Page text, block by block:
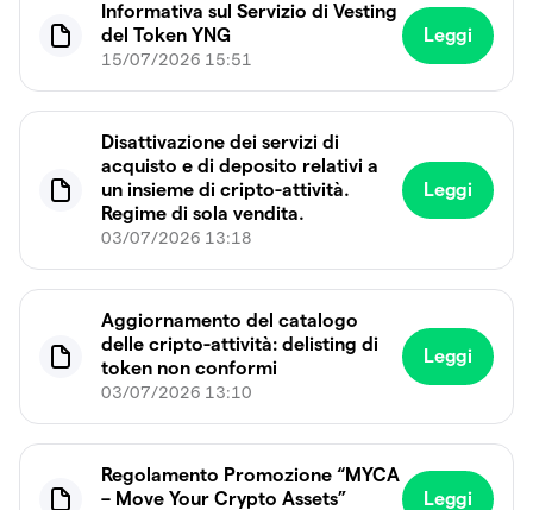
Informativa sul Servizio di Vesting
del Token YNG
15/07/2026 15:51
Leggi
Disattivazione dei servizi di
acquisto e di deposito relativi a
un insieme di cripto-attività.
Regime di sola vendita.
03/07/2026 13:18
Leggi
Aggiornamento del catalogo
delle cripto-attività: delisting di
token non conformi
03/07/2026 13:10
Leggi
Regolamento Promozione “MYCA
– Move Your Crypto Assets”
Leggi